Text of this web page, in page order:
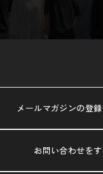
メールマガジンの登
お問い合わせをす